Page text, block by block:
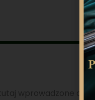
tutaj wprowadzone